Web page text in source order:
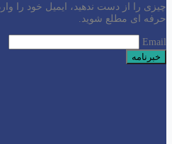
چیزی را از دست ندهید، ایمیل خود را
حرفه ای مطلع شوید.
Email